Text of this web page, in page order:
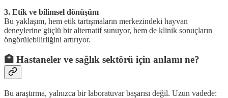
3. Etik ve bilimsel dönüşüm
Bu yaklaşım, hem etik tartışmaların merkezindeki hayvan
deneylerine güçlü bir alternatif sunuyor, hem de klinik sonuçların
öngörülebilirliğini artırıyor.
🏥 Hastaneler ve sağlık sektörü için anlamı ne?
Bu araştırma, yalnızca bir laboratuvar başarısı değil. Uzun vadede: